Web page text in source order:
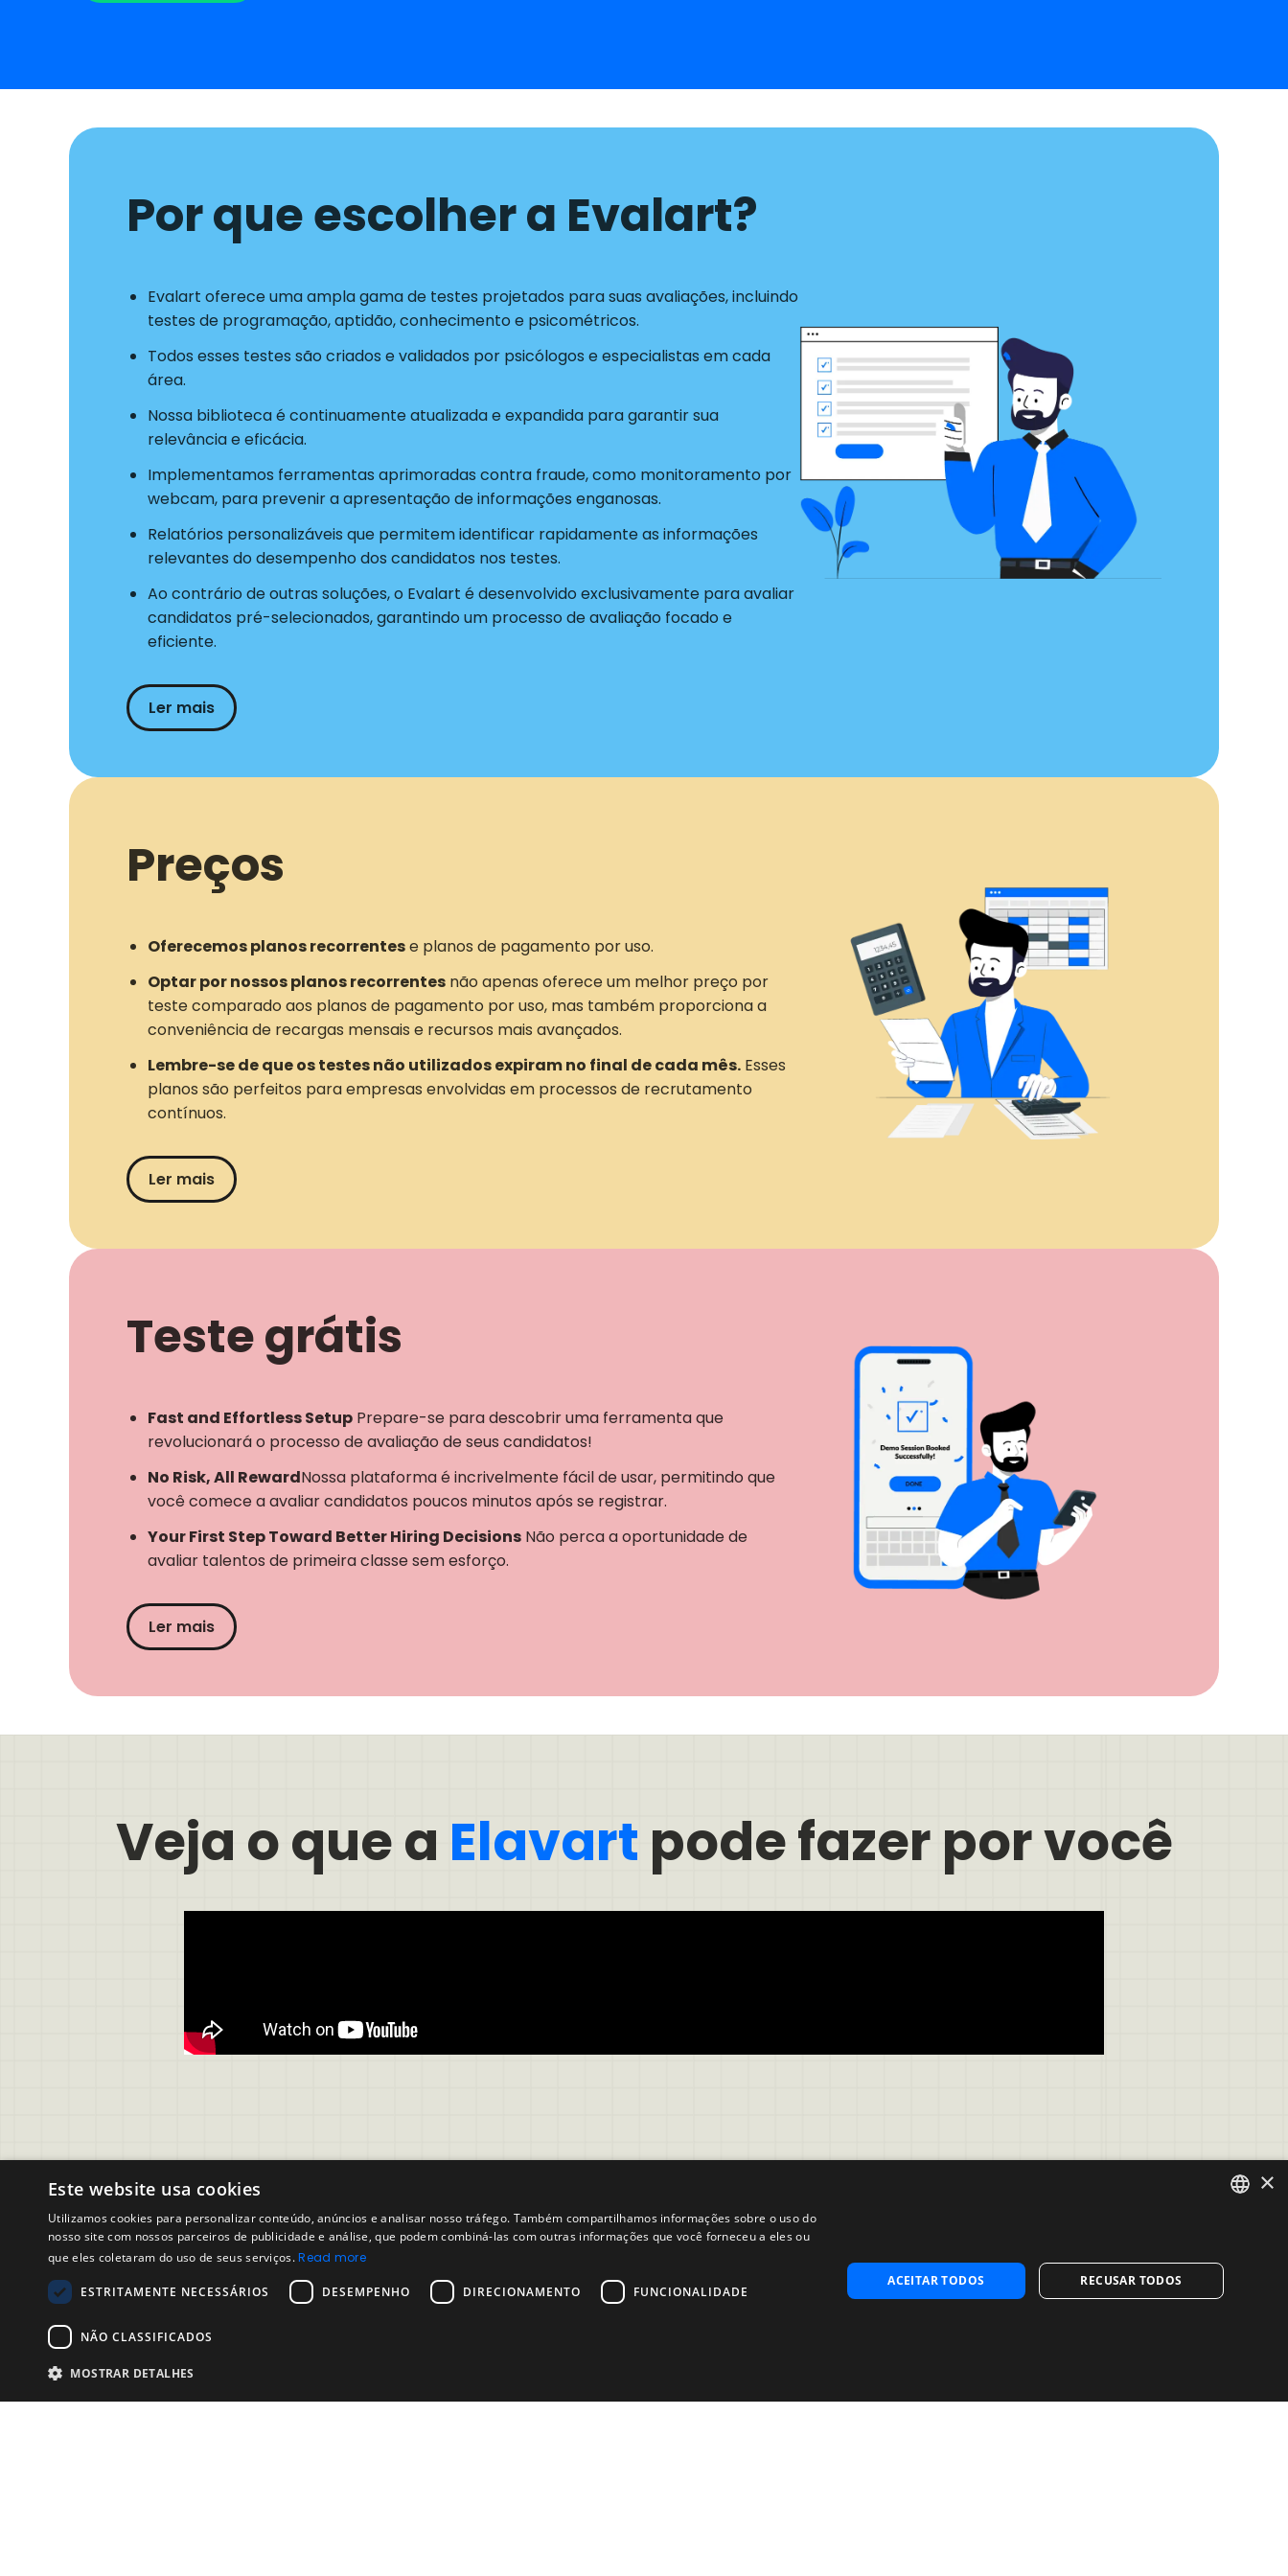
Por que escolher a Evalart?
Evalart oferece uma ampla gama de testes projetados para suas avaliações, incluindo
testes de programação, aptidão, conhecimento e psicométricos.
Todos esses testes são criados e validados por psicólogos e especialistas em cada
área.
Nossa biblioteca é continuamente atualizada e expandida para garantir sua
relevância e eficácia.
Implementamos ferramentas aprimoradas contra fraude, como monitoramento por
webcam, para prevenir a apresentação de informações enganosas.
Relatórios personalizáveis que permitem identificar rapidamente as informações
relevantes do desempenho dos candidatos nos testes.
Ao contrário de outras soluções, o Evalart é desenvolvido exclusivamente para avaliar
candidatos pré-selecionados, garantindo um processo de avaliação focado e
eficiente.
Ler mais
Preços
Oferecemos planos recorrentese planos de pagamento por uso.
Optar por nossos planos recorrentes não apenas oferece um melhor preço por
teste comparado aos planos de pagamento por uso, mas também proporciona a
conveniência de recargas mensais e recursos mais avançados.
Lembre-se de que os testes não utilizados expiram no final de cada mês. Esses
planos são perfeitos para empresas envolvidas em processos de recrutamento
contínuos.
Ler mais
Teste grátis
Fast and Effortless Setup Prepare-se para descobrir uma ferramenta que
revolucionará o processo de avaliação de seus candidatos!
No Risk, All RewardNossa plataforma é incrivelmente fácil de usar, permitindo que
você comece a avaliar candidatos poucos minutos após se registrar.
Your First Step Toward Better Hiring Decisions Não perca a oportunidade de
avaliar talentos de primeira classe sem esforço.
Ler mais
Veja o que a Elavart pode fazer por você
Suporte
Perguntas freqüentes –
Recrutador
Preguntas frequentes –
Candidatos
Legal
Aviso Legal
Empresa
Blog da Evalart
Contate-Nos
Entre em contato com as vendas
SPANISH
×
Este website usa cookies
Utilizamos cookies para personalizar conteúdo, anúncios e analisar nosso tráfego. Também compartilhamos informações sobre o uso do
nosso site com nossos parceiros de publicidade e análise, que podem combiná-las com outras informações que você forneceu a eles ou
que eles coletaram do uso de seus serviços.Read more
ESTRITAMENTE NECESSÁRIOS DESEMPENHO DIRECIONAMENTO FUNCIONALIDADE
NÃO CLASSIFICADOS
MOSTRAR DETALHES
ACEITAR TODOS RECUSAR TODOS